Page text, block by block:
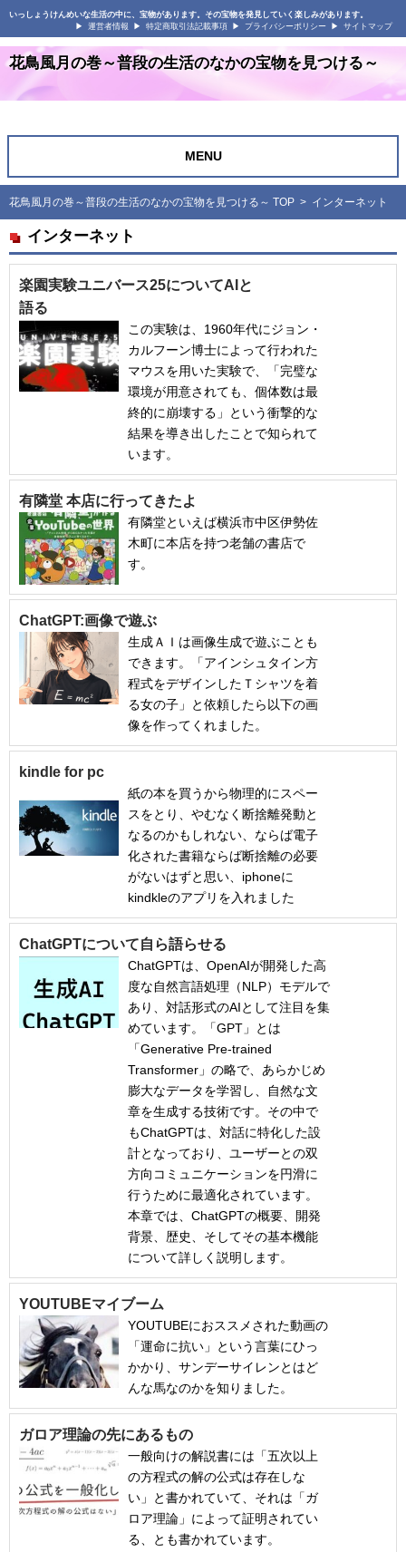
いっしょうけんめいな生活の中に、宝物があります。その宝物を発見していく楽しみがあります。
運営者情報
特定商取引法記載事項 プライバシーポリシー サイトマップ
花鳥風月の巻～普段の生活のなかの宝物を見つける～
MENU
花鳥風月の巻～普段の生活のなかの宝物を見つける～ TOP > インターネット
インターネット
楽園実験ユニバース25についてAIと
語る
この実験は、1960年代にジョン・
カルフーン博士によって行われた
マウスを用いた実験で、「完璧な
環境が用意されても、個体数は最
終的に崩壊する」という衝撃的な
結果を導き出したことで知られて
います。
有隣堂 本店に行ってきたよ
有隣堂といえば横浜市中区伊勢佐
木町に本店を持つ老舗の書店で
す。
ChatGPT:画像で遊ぶ
生成ＡＩは画像生成で遊ぶことも
できます。「アインシュタイン方
程式をデザインしたＴシャツを着
る女の子」と依頼したら以下の画
像を作ってくれました。
kindle for pc
紙の本を買うから物理的にスペー
スをとり、やむなく断捨離発動と
なるのかもしれない、ならば電子
化された書籍ならば断捨離の必要
がないはずと思い、iphoneに
kindkleのアプリを入れました
ChatGPTについて自ら語らせる
ChatGPTは、OpenAIが開発した高
度な自然言語処理（NLP）モデルで
あり、対話形式のAIとして注目を集
めています。「GPT」とは
「Generative Pre-trained
Transformer」の略で、あらかじめ
膨大なデータを学習し、自然な文
章を生成する技術です。その中で
もChatGPTは、対話に特化した設
計となっており、ユーザーとの双
方向コミュニケーションを円滑に
行うために最適化されています。
本章では、ChatGPTの概要、開発
背景、歴史、そしてその基本機能
について詳しく説明します。
YOUTUBEマイブーム
YOUTUBEにおススメされた動画の
「運命に抗い」という言葉にひっ
かかり、サンデーサイレンとはど
んな馬なのかを知りました。
ガロア理論の先にあるもの
一般向けの解説書には「五次以上
の方程式の解の公式は存在しな
い」と書かれていて、それは「ガ
ロア理論」によって証明されてい
る、とも書かれています。